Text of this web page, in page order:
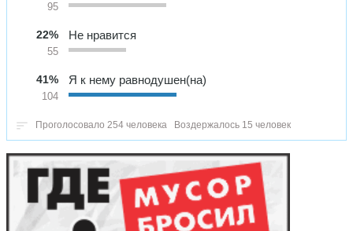
95
22%
55
Не нравится
41%
104
Я к нему равнодушен(на)
Проголосовало 254 человека Воздержалось 15 человек